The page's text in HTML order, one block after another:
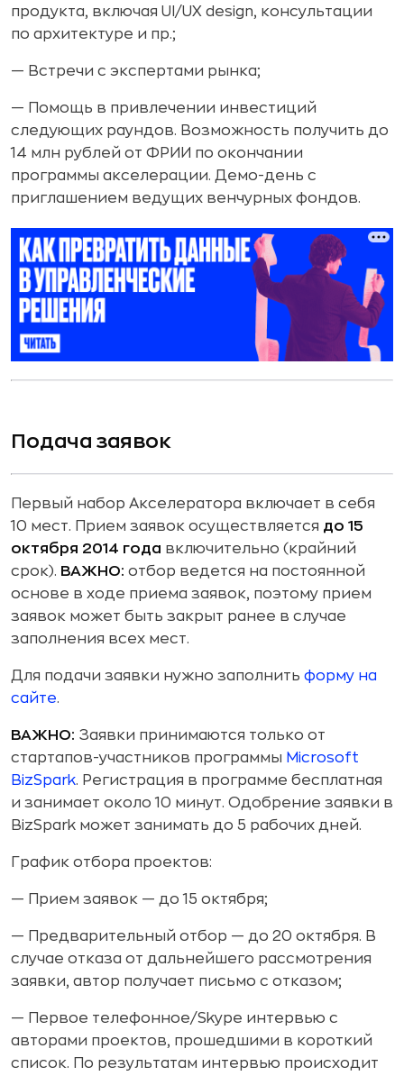
продукта, включая UI/UX design, консультации
по архитектуре и пр.;
— Встречи с экспертами рынка;
— Помощь в привлечении инвестиций
следующих раундов. Возможность получить до
14 млн рублей от ФРИИ по окончании
программы акселерации. Демо-день с
приглашением ведущих венчурных фондов.
Подача заявок
Первый набор Акселератора включает в себя
10 мест. Прием заявок осуществляется до 15
октября 2014 года включительно (крайний
срок). ВАЖНО: отбор ведется на постоянной
основе в ходе приема заявок, поэтому прием
заявок может быть закрыт ранее в случае
заполнения всех мест.
Для подачи заявки нужно заполнить форму на
сайте.
ВАЖНО: Заявки принимаются только от
стартапов-участников программы Microsoft
BizSpark. Регистрация в программе бесплатная
и занимает около 10 минут. Одобрение заявки в
BizSpаrk может занимать до 5 рабочих дней.
График отбора проектов:
— Прием заявок — до 15 октября;
— Предварительный отбор — до 20 октября. В
случае отказа от дальнейшего рассмотрения
заявки, автор получает письмо с отказом;
— Первое телефонное/Skype интервью с
авторами проектов, прошедшими в короткий
список. По результатам интервью происходит